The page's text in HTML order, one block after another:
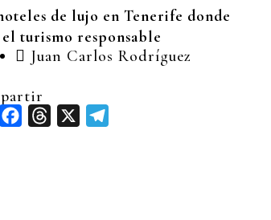
de lujo en Tenerife donde
turismo responsable
Juan Carlos Rodríguez
WhatsAppFacebookThreads